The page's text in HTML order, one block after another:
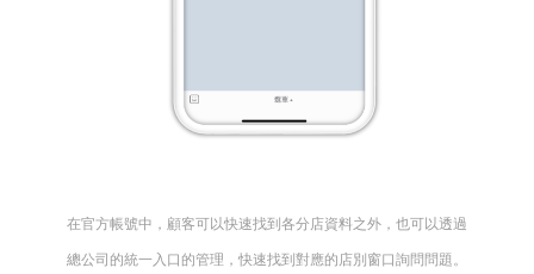
在官方帳號中，顧客可以快速找到各分店資料之外，也可以透過
總公司的統一入口的管理，快速找到對應的店別窗口詢問問題。